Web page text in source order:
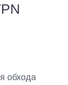
обхода